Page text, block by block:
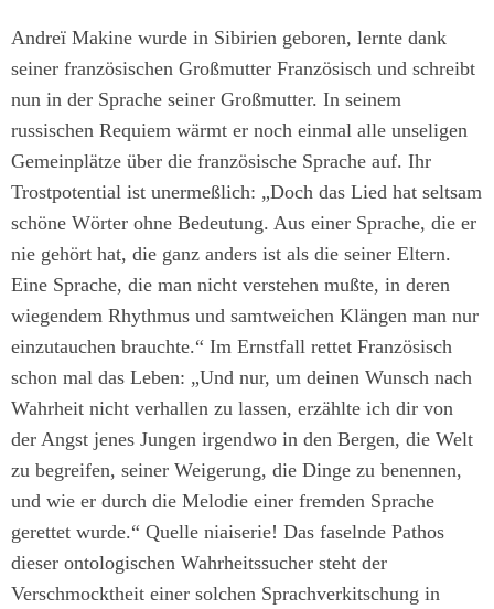
Andreï Makine wurde in Sibirien geboren, lernte dank
seiner französischen Großmutter Französisch und schreibt
nun in der Sprache seiner Großmutter. In seinem
russischen Requiem wärmt er noch einmal alle unseligen
Gemeinplätze über die französische Sprache auf. Ihr
Trostpotential ist unermeßlich: „Doch das Lied hat seltsam
schöne Wörter ohne Bedeutung. Aus einer Sprache, die er
nie gehört hat, die ganz anders ist als die seiner Eltern.
Eine Sprache, die man nicht verstehen mußte, in deren
wiegendem Rhythmus und samtweichen Klängen man nur
einzutauchen brauchte.“ Im Ernstfall rettet Französisch
schon mal das Leben: „Und nur, um deinen Wunsch nach
Wahrheit nicht verhallen zu lassen, erzählte ich dir von
der Angst jenes Jungen irgendwo in den Bergen, die Welt
zu begreifen, seiner Weigerung, die Dinge zu benennen,
und wie er durch die Melodie einer fremden Sprache
gerettet wurde.“ Quelle niaiserie! Das faselnde Pathos
dieser ontologischen Wahrheitssucher steht der
Verschmocktheit einer solchen Sprachverkitschung in